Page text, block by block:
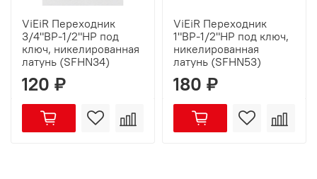
ViEiR Переходник
3/4"ВР-1/2"НР под
ключ, никелированная
латунь (SFHN34)
120 ₽
ViEiR Переходник
1"ВР-1/2"НР под ключ,
никелированная
латунь (SFHN53)
180 ₽